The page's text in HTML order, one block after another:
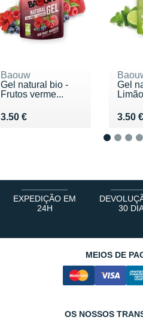
Baouw
Gel natural bio -
Frutos verme...
3.50 €
Vendu 3.50 €
Gel
3.50 €
EXPEDIÇÃO EM
24H
30
MEIOS DE
OS NOSSOS